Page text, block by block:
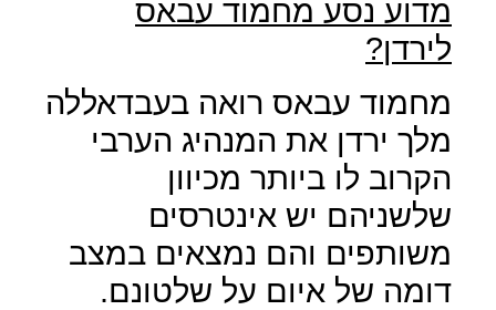
מדוע נסע מחמוד עבאס
לירדן?
מחמוד עבאס רואה בעבדאללה
מלך ירדן את המנהיג הערבי
הקרוב לו ביותר מכיוון
שלשניהם יש אינטרסים
משותפים והם נמצאים במצב
דומה של איום על שלטונם.